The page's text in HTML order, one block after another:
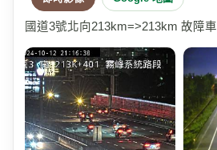
國道3號北向213km=>213km 故障車